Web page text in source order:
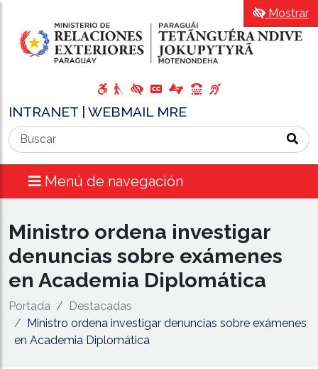
INTRANET WEBMAIL MRE
Menú de navegación
Mostrar
Ministro ordena investigar
denuncias sobre exámenes
en Academia Diplomática
Portada
Destacadas
Ministro ordena investigar denuncias sobre exámenes
en Academia Diplomática